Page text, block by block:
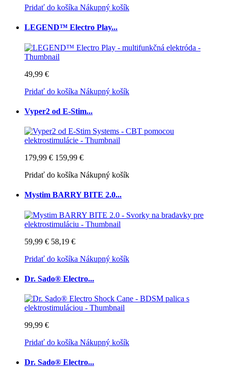
Pridať do košíka Nákupný košík
LEGEND™ Electro Play...
49,99 €
Pridať do košíka Nákupný košík
Vyper2 od E-Stim...
179,99 € 159,99 €
Pridať do košíka Nákupný košík
Mystim BARRY BITE 2.0...
59,99 € 58,19 €
Pridať do košíka Nákupný košík
Dr. Sado® Electro...
99,99 €
Pridať do košíka Nákupný košík
Dr. Sado® Electro...